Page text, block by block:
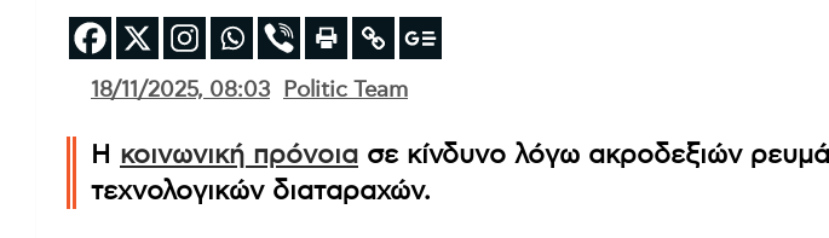
18/11/2025, 08:03 Politic Team
Η κοινωνική πρόνοια σε κίνδυνο λόγω ακροδεξιών
τεχνολογικών διαταραχών.